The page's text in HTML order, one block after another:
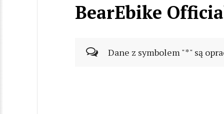
BearEbike
Dane z symbolem "*" są